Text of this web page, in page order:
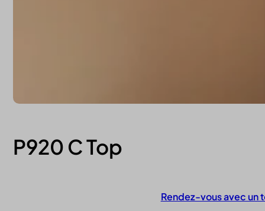
P920 C Top
Rendez-vous avec un